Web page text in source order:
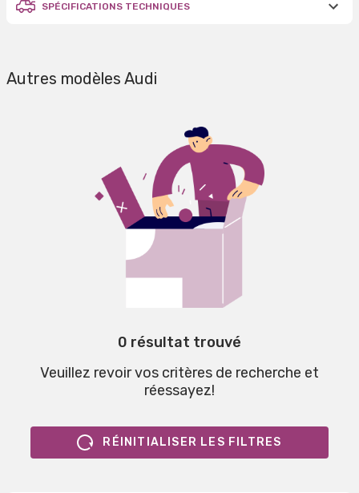
SPÉCIFICATIONS TECHNIQUES
Autres modèles Audi
0 résultat trouvé
Veuillez revoir vos critères de recherche et
réessayez!
RÉINITIALISER LES FILTRES